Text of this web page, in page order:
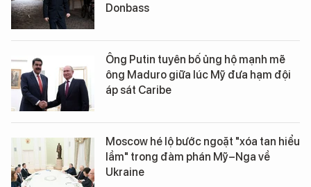
Donbass
Ông Putin tuyên bố ủng hộ mạnh mẽ
ông Maduro giữa lúc Mỹ đưa hạm đội
áp sát Caribe
Moscow hé lộ bước ngoặt "xóa tan hiểu
lầm" trong đàm phán Mỹ–Nga về
Ukraine